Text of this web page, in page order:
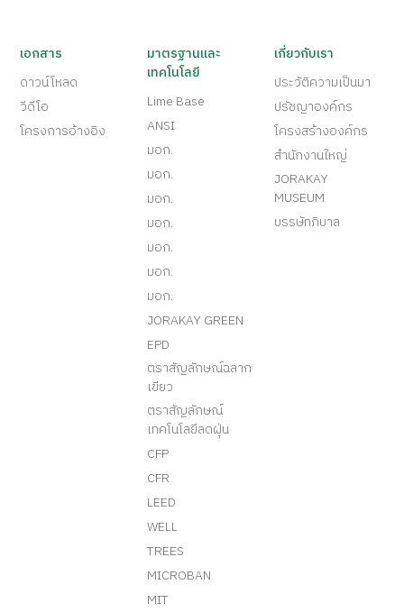
เอกสาร
ดาวน์โหลด
วีดีโอ
โครงการอ้างอิง
มาตรฐานและ
เทคโนโลยี
Lime Base
ANSI
มอก.
มอก.
มอก.
มอก.
มอก.
มอก.
มอก.
JORAKAY GREEN
EPD
ตราสัญลักษณ์ฉลาก
เขียว
ตราสัญลักษณ์
เทคโนโลยีลดฝุ่น
CFP
CFR
LEED
WELL
TREES
MICROBAN
MIT
เกี่ยวกับเรา
ประวัติความเป็นมา
ปรัชญาองค์กร
โครงสร้างองค์กร
สำนักงานใหญ่
JORAKAY
MUSEUM
บรรษัทภิบาล